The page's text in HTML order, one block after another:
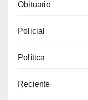
Obituario
Policial
Política
Reciente